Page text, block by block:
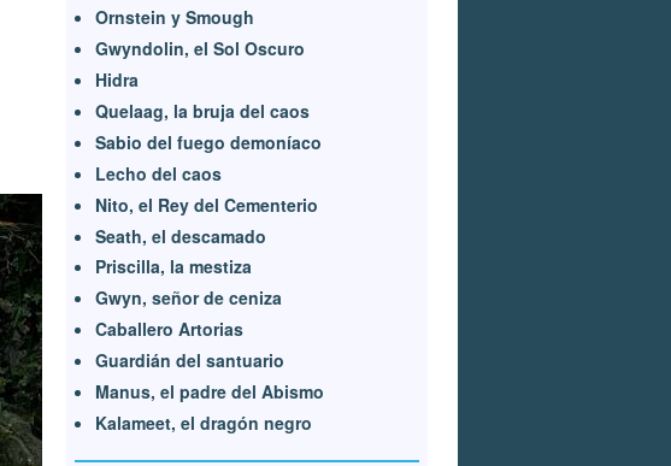
Ornstein y Smough
Gwyndolin, el Sol Oscuro
Hidra
Quelaag, la bruja del caos
Sabio del fuego demoníaco
Lecho del caos
Nito, el Rey del Cementerio
Seath, el descamado
Priscilla, la mestiza
Gwyn, señor de ceniza
Caballero Artorias
Guardián del santuario
Manus, el padre del Abismo
Kalameet, el dragón negro